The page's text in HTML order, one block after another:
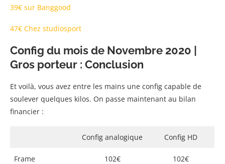
39€ sur Banggood
47€ Chez studiosport
Config du mois de Novembre 2020 |
Gros porteur : Conclusion
Et voilà, vous avez entre les mains une config capable de
soulever quelques kilos. On passe maintenant au bilan
financier :
Config analogique Config HD
Frame 102€ 102€